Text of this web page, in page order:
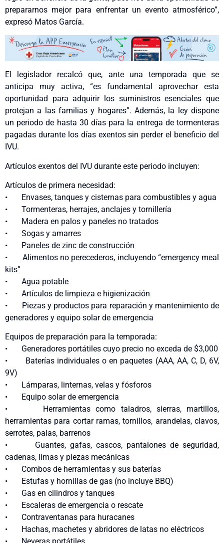
prepararnos mejor para enfrentar un evento atmosférico”,
expresó Matos García.
El legislador recalcó que, ante una temporada que se
anticipa muy activa, “es fundamental aprovechar esta
oportunidad para adquirir los suministros esenciales que
protejan a las familias y hogares”. Además, la ley dispone
un periodo de hasta 30 días para la entrega de tormenteras
pagadas durante los días exentos sin perder el beneficio del
IVU.
Artículos exentos del IVU durante este periodo incluyen:
Artículos de primera necesidad:
• Envases, tanques y cisternas para combustibles y agua
• Tormenteras, herrajes, anclajes y tornillería
• Madera en palos y paneles no tratados
• Sogas y amarres
• Paneles de zinc de construcción
• Alimentos no perecederos, incluyendo “emergency meal
kits”
• Agua potable
• Artículos de limpieza e higienización
• Piezas y productos para reparación y mantenimiento de
generadores y equipo solar de emergencia
Equipos de preparación para la temporada:
• Generadores portátiles cuyo precio no exceda de $3,000
• Baterías individuales o en paquetes (AAA, AA, C, D, 6V,
9V)
• Lámparas, linternas, velas y fósforos
• Equipo solar de emergencia
• Herramientas como taladros, sierras, martillos,
herramientas para cortar ramas, tornillos, arandelas, clavos,
serrotes, palas, barrenos
• Guantes, gafas, cascos, pantalones de seguridad,
cadenas, limas y piezas mecánicas
• Combos de herramientas y sus baterías
• Estufas y hornillas de gas (no incluye BBQ)
• Gas en cilindros y tanques
• Escaleras de emergencia o rescate
• Contraventanas para huracanes
• Hachas, machetes y abridores de latas no eléctricos